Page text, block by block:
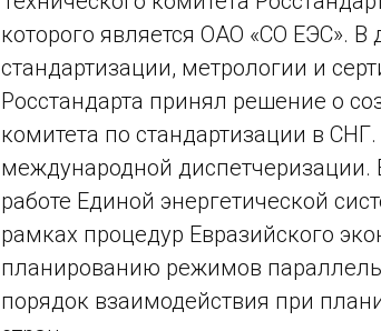
которого является ОАО «СО ЕЭС».
стандартизации, метрологии и
Росстандарта принял решение о
комитета по стандартизации в
международной
работе Единой энергетической
рамках процедур Евразийского
планированию режимов
порядок взаимодействия при